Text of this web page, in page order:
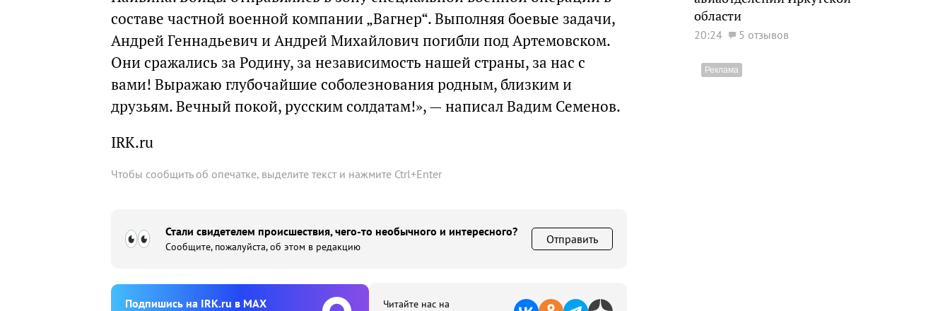
составе частной военной компании „Вагнер“. Выполняя боевые задачи,
Андрей Геннадьевич и Андрей Михайлович погибли под Артемовском.
Они сражались за Родину, за независимость нашей страны, за нас с
вами! Выражаю глубочайшие соболезнования родным, близким и
друзьям. Вечный покой, русским солдатам!», — написал Вадим Семенов.
IRK.ru
Чтобы сообщить об опечатке, выделите текст и нажмите Ctrl+Enter
Стали свидетелем происшествия, чего-то необычного и интересного?
Сообщите, пожалуйста, об этом в редакцию
Отправить
Подпишиcь на IRK.ru в MAX
Читайте нас на
области
20:24 5 отзывов